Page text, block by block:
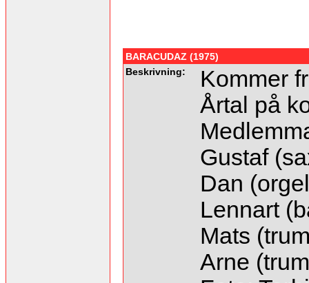
BARACUDAZ (1975)
Beskrivning:
Kommer
Årtal på
Gustaf
Dan
Lennart
Mats
Arne